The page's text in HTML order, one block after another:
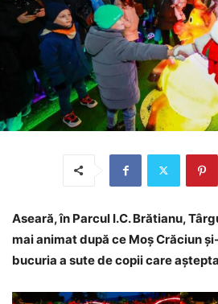
Aseară, în Parcul I.C. Brătianu,
mai animat după ce Moș Crăciun
bucuria a sute de copii care